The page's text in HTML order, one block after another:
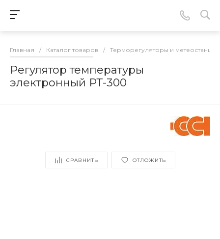
Главная / Каталог товаров / Терморегуляторы и
Регулятор температуры
электронный РТ-300
СРАВНИТЬ ОТЛОЖИТЬ